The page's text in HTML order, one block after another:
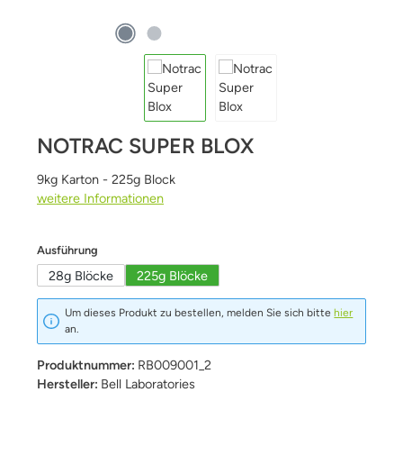
NOTRAC SUPER BLOX
9kg Karton - 225g Block
weitere Informationen
Ausführung
28g Blöcke 225g Blöcke
Um dieses Produkt zu bestellen, melden Sie sich bitte hier
an.
Produktnummer: RB009001_2
Hersteller: Bell Laboratories